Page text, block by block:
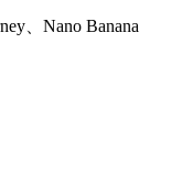
、Nano Banana